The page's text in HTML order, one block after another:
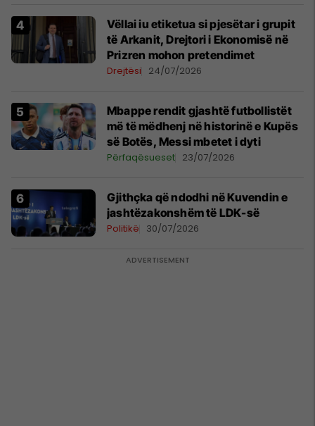
Vëllai iu etiketua si pjesëtar i grupit
të Arkanit, Drejtori i Ekonomisë në
Prizren mohon pretendimet
Drejtësi 24/07/2026
Mbappe rendit gjashtë futbollistët
më të mëdhenj në historinë e Kupës
së Botës, Messi mbetet i dyti
Përfaqësueset 23/07/2026
Gjithçka që ndodhi në Kuvendin e
jashtëzakonshëm të LDK-së
Politikë 30/07/2026